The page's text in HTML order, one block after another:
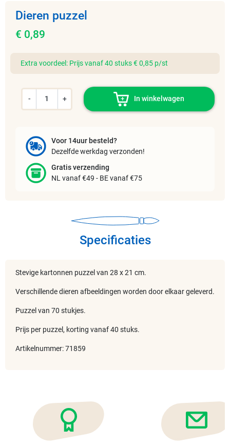
Dieren puzzel
€ 0,89
Extra voordeel: Prijs vanaf 40 stuks € 0,85 p/st
- + In winkelwagen
Voor 14uur besteld?
Dezelfde werkdag verzonden!
Gratis verzending
NL vanaf €49 - BE vanaf €75
Specificaties
Stevige kartonnen puzzel van 28 x 21 cm.
Verschillende dieren afbeeldingen worden door elkaar geleverd.
Puzzel van 70 stukjes.
Prijs per puzzel, korting vanaf 40 stuks.
Artikelnummer: 71859